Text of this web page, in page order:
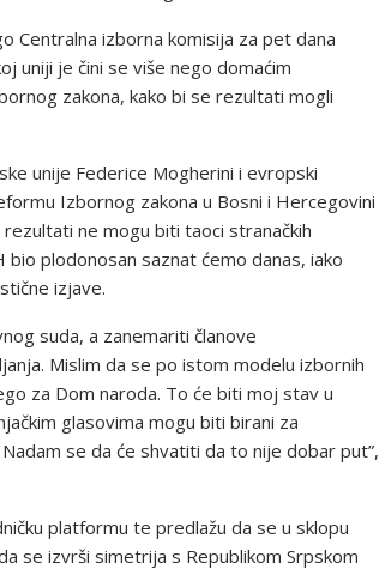
Centralna izborna komisija za pet dana
uniji je čini se više nego domaćim
zakona, kako bi se rezultati mogli
unije Federice Mogherini i evropski
Izbornog zakona u Bosni i Hercegovini
ne mogu biti taoci stranačkih
plodonosan saznat ćemo danas, iako
izjave.
suda, a zanemariti članove
Mislim da se po istom modelu izbornih
za Dom naroda. To će biti moj stav u
glasovima mogu biti birani za
se da će shvatiti da to nije dobar put”,
platformu te predlažu da se u sklopu
se izvrši simetrija s Republikom Srpskom